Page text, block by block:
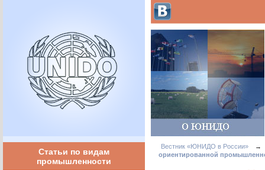
Статьи по видам
промышленности
Вестник «ЮНИДО в России»
→
ориентированной